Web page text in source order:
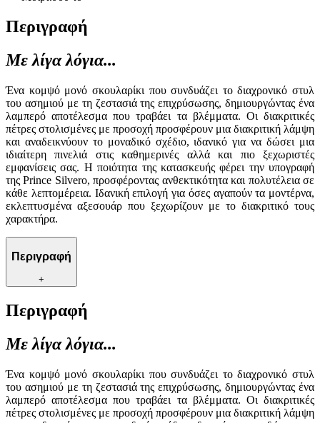
Περιγραφή
Με λίγα λόγια...
Ένα κομψό μονό σκουλαρίκι που συνδυάζει το διαχρονικό στυλ
του ασημιού με τη ζεστασιά της επιχρύσωσης, δημιουργώντας ένα
λαμπερό αποτέλεσμα που τραβάει τα βλέμματα. Οι διακριτικές
πέτρες στολισμένες με προσοχή προσφέρουν μια διακριτική λάμψη
και αναδεικνύουν το μοναδικό σχέδιο, ιδανικό για να δώσει μια
ιδιαίτερη πινελιά στις καθημερινές αλλά και πιο ξεχωριστές
εμφανίσεις σας. Η ποιότητα της κατασκευής φέρει την υπογραφή
της Prince Silvero, προσφέροντας ανθεκτικότητα και πολυτέλεια σε
κάθε λεπτομέρεια. Ιδανική επιλογή για όσες αγαπούν τα μοντέρνα,
εκλεπτυσμένα αξεσουάρ που ξεχωρίζουν με το διακριτικό τους
χαρακτήρα.
Περιγραφή
+
Περιγραφή
Με λίγα λόγια...
Ένα κομψό μονό σκουλαρίκι που συνδυάζει το διαχρονικό στυλ
του ασημιού με τη ζεστασιά της επιχρύσωσης, δημιουργώντας ένα
λαμπερό αποτέλεσμα που τραβάει τα βλέμματα. Οι διακριτικές
πέτρες στολισμένες με προσοχή προσφέρουν μια διακριτική λάμψη